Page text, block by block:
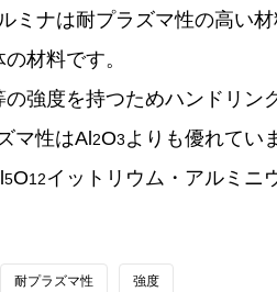
ミナは耐プラズマ性の高い
の材料です。
の強度を持つためハンドリン
マ性はAl 2O3 よりも優れてい
5O12 イットリウム・アルミニ
耐プラズマ性 強度